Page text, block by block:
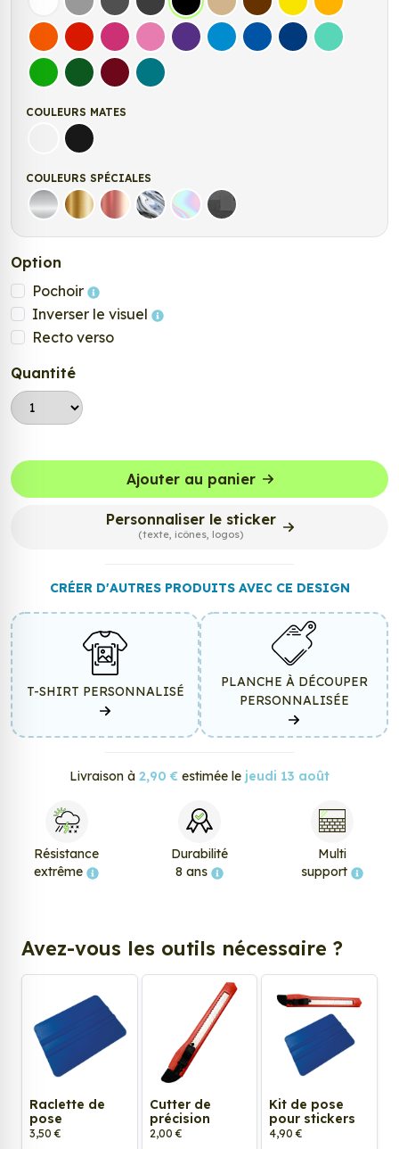
Blanc Gris Gris FoncéGris Anthracite
Noir Beige Marron Jaune ClairJaune
OrangeRouge FuchsiaRose Violet Bleu clairBleu MoyenBleu FoncéBleu Vert
Vert clairVert FoncéBordeauxTurquoise
COULEURS MATES
Blanc matNoir mat
COULEURS SPÉCIALES
Argent Or Rose Gold
ChromeHolographique
Carbone Noir
Option
Pochoir
Inverser le visuel
Recto verso
Quantité
Ajouter au panier
Personnaliser le sticker
(texte, icônes, logos)
CRÉER D'AUTRES PRODUITS AVEC CE DESIGN
T-SHIRT PERSONNALISÉ
PLANCHE À DÉCOUPER
PERSONNALISÉE
Livraison à 2,90 € estimée le jeudi 13 août
Résistance
extrême
Durabilité
8 ans
Multi
support
Avez-vous les outils nécessaire ?
Raclette de
pose
3,50 €
Cutter de
précision
2,00 €
Kit de pose
pour stickers
4,90 €